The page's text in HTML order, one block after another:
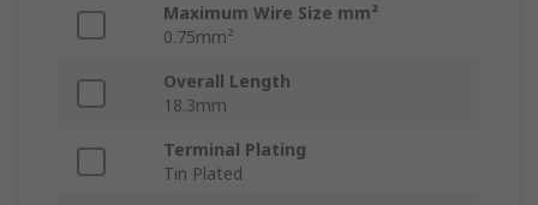
Maximum Wire Size mm²
0.75mm²
Overall Length
18.3mm
Terminal Plating
Tin Plated